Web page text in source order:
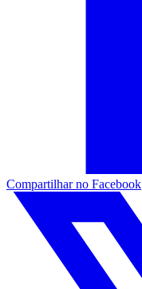
Compartilhar no Facebook